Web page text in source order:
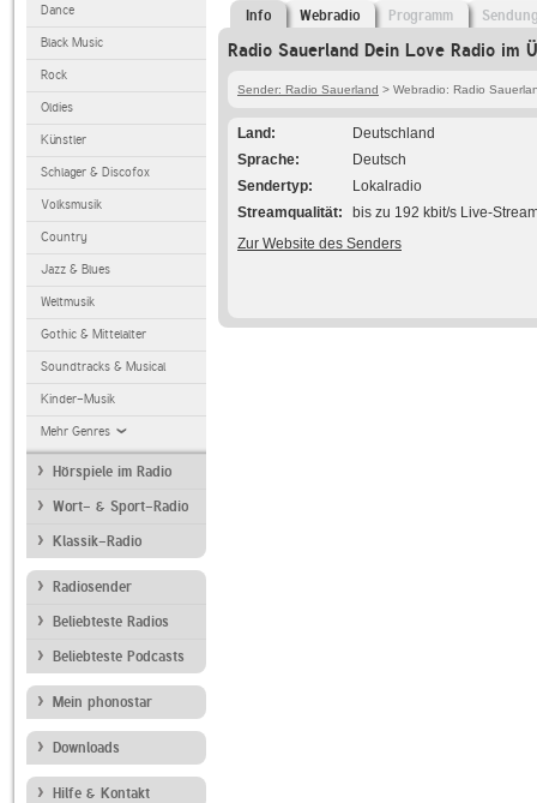
Dance
Black Music
Rock
Oldies
Künstler
Schlager & Discofox
Volksmusik
Country
Jazz & Blues
Weltmusik
Gothic & Mittelalter
Soundtracks & Musical
Kinder-Musik
Mehr Genres
Hörspiele im Radio
Wort- & Sport-Radio
Klassik-Radio
Radiosender
Beliebteste Radios
Beliebteste Podcasts
Mein phonostar
Downloads
Hilfe & Kontakt
Info Webradio Programm
Radio Sauerland Dein Love Radio im
Sender: Radio Sauerland > Webradio: Radio
Land
Deutschland
Sprache
Deutsch
Sendertyp
Lokalradio
Streamqualität
bis zu 192 kbit/s Live-
Zur Website des Senders